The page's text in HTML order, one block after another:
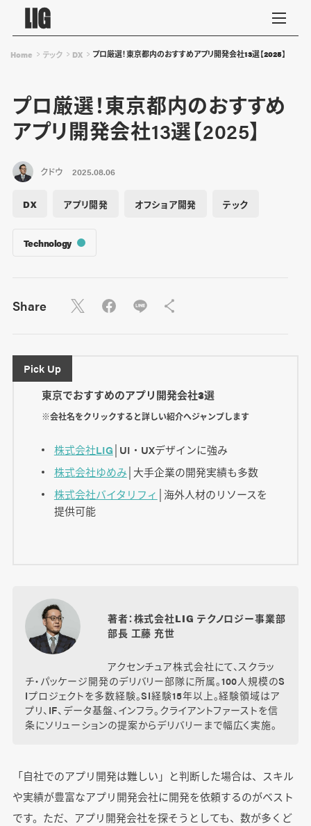
Home テック DX プロ厳選！東京都内のおすすめアプリ開発会社13選【2025】
プロ厳選！東京都内のおすすめ
アプリ開発会社13選【2025】
クドウ 2025.08.06
DX アプリ開発 オフショア開発 テック
Technology
Share
Pick Up
東京でおすすめのアプリ開発会社3選
※会社名をクリックすると詳しい紹介へジャンプします
株式会社LIG │UI・UXデザインに強み
株式会社ゆめみ │大手企業の開発実績も多数
株式会社バイタリフィ
│海外人材のリソースを
提供可能
著者：株式会社LIG テクノロジー事業部
部長 工藤 充世
アクセンチュア株式会社にて、スクラッ
チ・パッケージ開発のデリバリー部隊に所属。100人規模のS
Iプロジェクトを多数経験。SI経験15年以上。経験領域はア
プリ、IF、データ基盤、インフラ。クライアントファーストを信
条にソリューションの提案からデリバリーまで幅広く実施。
「自社でのアプリ開発は難しい」と判断した場合は、スキル
や実績が豊富なアプリ開発会社に開発を依頼するのがベスト
です。ただ、アプリ開発会社を探そうとしても、数が多くど